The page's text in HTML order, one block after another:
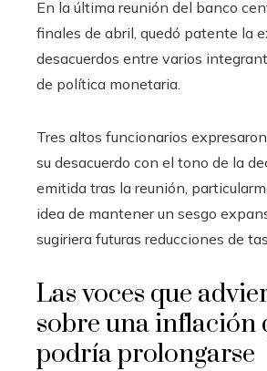
En la última reunión del banco
finales de abril, quedó patente la
desacuerdos entre varios
de política monetaria.
Tres altos funcionarios
su desacuerdo con el tono de la
emitida tras la reunión,
idea de mantener un sesgo
sugiriera futuras reducciones de
Las voces que
sobre una inflación
podría prolongarse